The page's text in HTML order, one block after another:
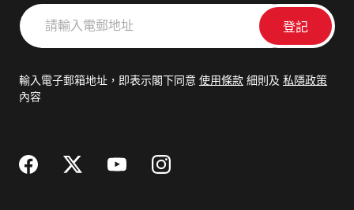
請
輸
郵
輸入電子郵箱地址，即表示閣下同意 使用條款 細則及 私隱政策
內容